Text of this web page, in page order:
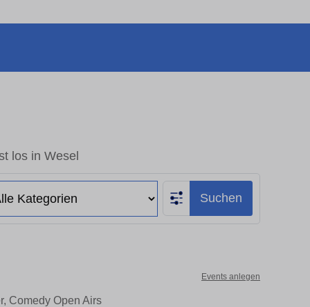
los in Wesel
Suchen
Events anlegen
Comedy Open Airs